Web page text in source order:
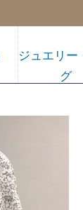
ジュエリー
グ